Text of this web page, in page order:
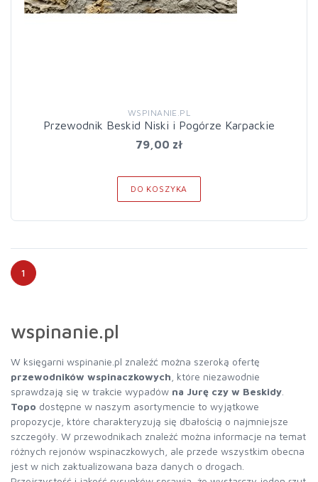
WSPINANIE.PL
Przewodnik Beskid Niski i Pogórze Karpackie
79,00 zł
DO KOSZYKA
1
wspinanie.pl
W księgarni wspinanie.pl znaleźć można szeroką ofertę
przewodników wspinaczkowych , które niezawodnie
sprawdzają się w trakcie wypadów na Jurę czy w Beskidy
Topo dostępne w naszym asortymencie to wyjątkowe
propozycje, które charakteryzują się dbałością o najmniejsze
szczegóły. W przewodnikach znaleźć można informacje na temat
różnych rejonów wspinaczkowych, ale przede wszystkim obecna
jest w nich zaktualizowana baza danych o drogach.